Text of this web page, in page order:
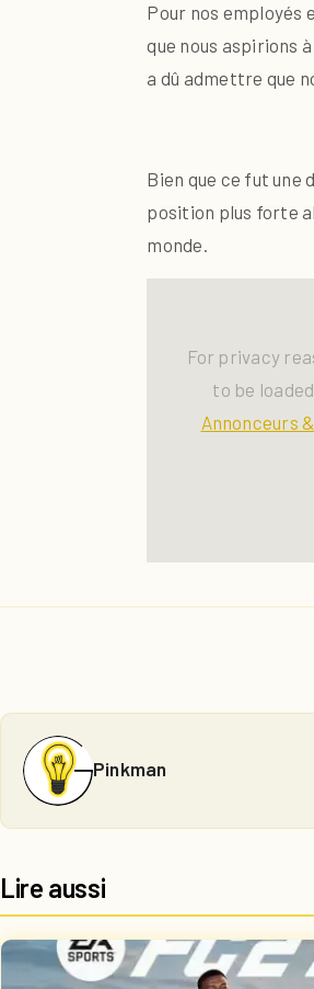
Pour nos employés
que nous aspirions
a dû admettre que
Bien que ce fut une
position plus forte
monde.
For privacy
to be
Annonceurs
Pinkman
Lire aussi